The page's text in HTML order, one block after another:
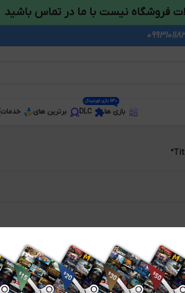
بازی ها
1130 بازی اورجینال
DLC برترین های خدمات
فروشگاه نیست با ما در تماس باشید